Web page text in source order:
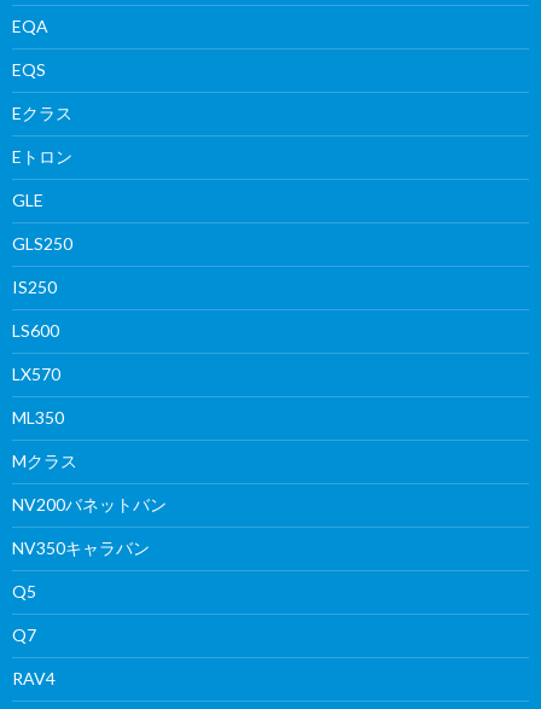
EQA
EQS
Eクラス
Eトロン
GLE
GLS250
IS250
LS600
LX570
ML350
Mクラス
NV200バネットバン
NV350キャラバン
Q5
Q7
RAV4